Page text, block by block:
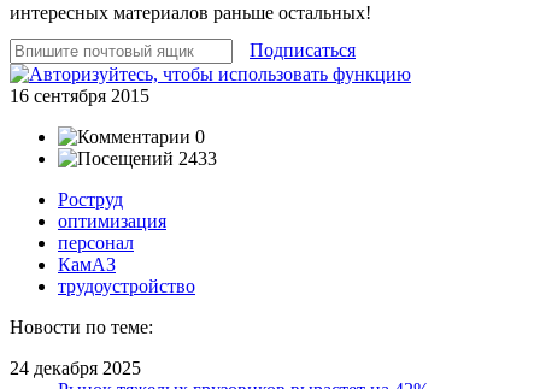
интересных материалов раньше остальных!
Подписаться
16 сентября 2015
0
2433
Роструд
оптимизация
персонал
КамАЗ
трудоустройство
Новости по теме:
24 декабря 2025